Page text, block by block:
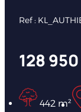
Ref :
128
442 m²